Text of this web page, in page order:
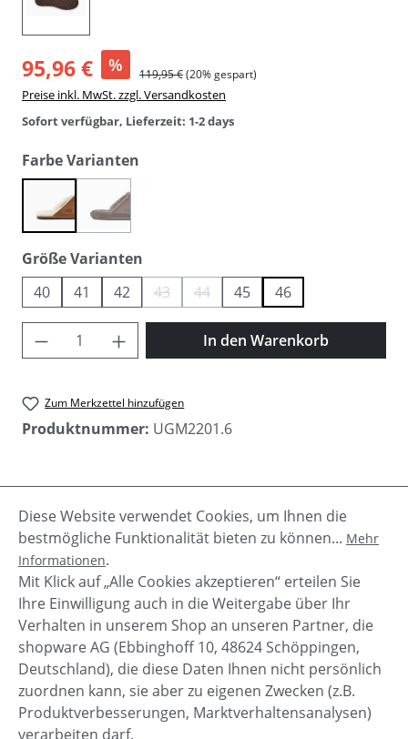
95,96 € % 119,95 €(20% gespart)
Preise inkl. MwSt. zzgl. Versandkosten
Sofort verfügbar, Lieferzeit: 1-2 days
Farbe Varianten
chestnut / hellbraun
espresso / braun
(Diese Option ist zurzeit nicht verfügbar.)
Größe Varianten
40
41 42 43(Diese Option ist zurzeit nicht verfügbar.)
44(Diese Option ist zurzeit nicht
45 46
Produkt Anzahl: Gib den gewünschten
In den Warenkorb
Zum Merkzettel hinzufügen
Produktnummer: UGM2201.6
Das besondere an dem UGG HYDE Herren
Pantoffel ist das luxeriöse gewachsene
Lammfell.Sie haben eine Velourleder Oberfläche u…
Mehr
Service-Hotline
Diese Website verwendet Cookies, um Ihnen die
bestmögliche Funktionalität bieten zu können... Mehr
Informationen.
Mit Klick auf „Alle Cookies akzeptieren“ erteilen Sie
Ihre Einwilligung auch in die Weitergabe über Ihr
Verhalten in unserem Shop an unseren Partner, die
shopware AG (Ebbinghoff 10, 48624 Schöppingen,
Deutschland), die diese Daten Ihnen nicht persönlich
zuordnen kann, sie aber zu eigenen Zwecken (z.B.
Produktverbesserungen, Marktverhaltensanalysen)
verarbeiten darf.